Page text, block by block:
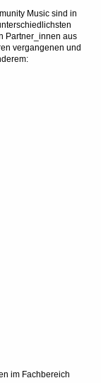
Music sind in
Partner_innen aus
vergangenen und
im Fachbereich